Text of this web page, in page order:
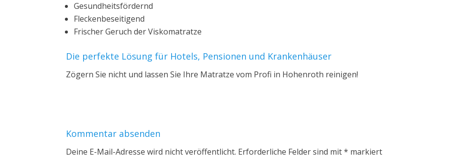
Gesundheitsfördernd
Fleckenbeseitigend
Frischer Geruch der Viskomatratze
Die perfekte Lösung für Hotels, Pensionen und Krankenhäuser
Zögern Sie nicht und lassen Sie Ihre Matratze vom Profi in Hohenroth reinigen!
Kommentar absenden
Deine E-Mail-Adresse wird nicht veröffentlicht. Erforderliche Felder sind mit* markiert